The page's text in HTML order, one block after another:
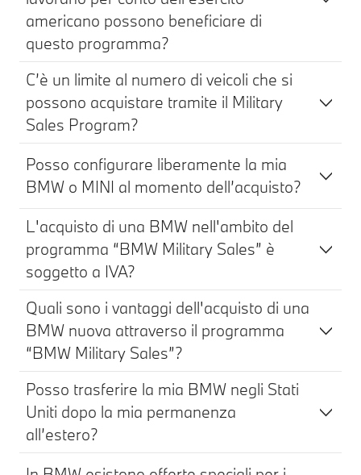
americano possono beneficiare di
questo programma?
C’è un limite al numero di veicoli che si
possono acquistare tramite il Military
Sales Program?
Posso configurare liberamente la mia
BMW o MINI al momento dell’acquisto?
L'acquisto di una BMW nell'ambito del
programma “BMW Military Sales” è
soggetto a IVA?
Quali sono i vantaggi dell'acquisto di una
BMW nuova attraverso il programma
“BMW Military Sales”?
Posso trasferire la mia BMW negli Stati
Uniti dopo la mia permanenza
all’estero?